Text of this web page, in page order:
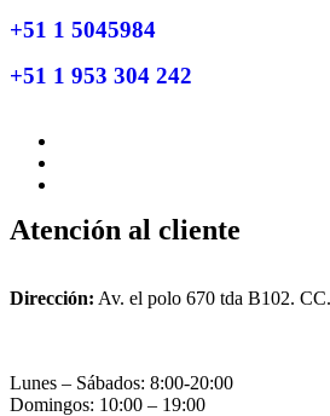
+51 1 5045984
+51 1 953 304 242
Atención al cliente
Dirección: Av. el polo 670 tda B102.
Lunes – Sábados: 8:00-20:00
Domingos: 10:00 – 19:00